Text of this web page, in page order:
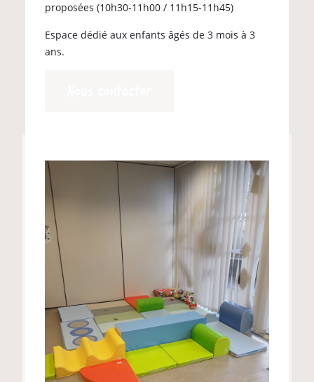
proposées (10h30-11h00 / 11h15-11h45)
Espace dédié aux enfants âgés de 3 mois à 3
ans.